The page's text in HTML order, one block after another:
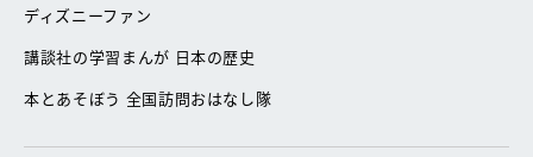
ディズニーファン
講談社の学習まんが 日本の歴史
本とあそぼう 全国訪問おはなし隊